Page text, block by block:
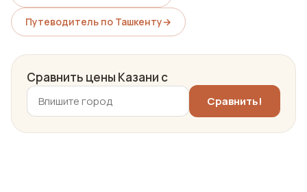
Путеводитель по Ташкенту→
Сравнить цены Казани с